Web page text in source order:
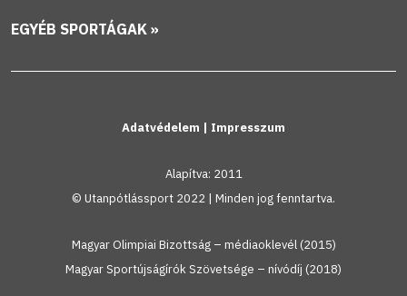
EGYÉB SPORTÁGAK »
Adatvédelem | Impresszum
Alapítva: 2011
© Utanpótlássport 2022 | Minden jog fenntartva.
Magyar Olimpiai Bizottság – médiaoklevél (2015)
Magyar Sportújságírók Szövetsége – nívódíj (2018)